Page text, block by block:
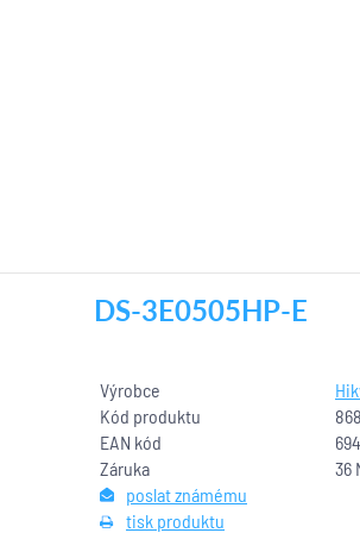
DS-3E0505HP-E
Výrobce
Kód produktu
EAN kód
Záruka
36
poslat známému
tisk produktu